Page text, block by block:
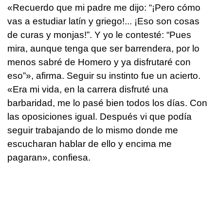
«Recuerdo que mi padre me dijo: “¡Pero cómo
vas a estudiar latín y griego!... ¡Eso son cosas
de curas y monjas!”. Y yo le contesté: “Pues
mira, aunque tenga que ser barrendera, por lo
menos sabré de Homero y ya disfrutaré con
eso”», afirma. Seguir su instinto fue un acierto.
«Era mi vida, en la carrera disfruté una
barbaridad, me lo pasé bien todos los días. Con
las oposiciones igual. Después vi que podía
seguir trabajando de lo mismo donde me
escucharan hablar de ello y encima me
pagaran», confiesa.